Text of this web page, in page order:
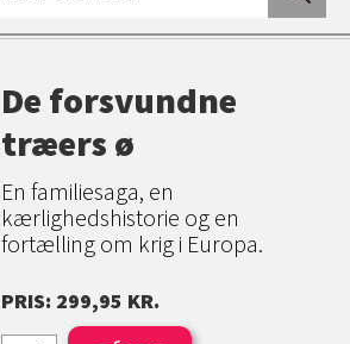
De forsvundne
træers ø
En familiesaga, en
kærlighedshistorie og en
fortælling om krig i Europa.
PRIS: 299,95 KR.